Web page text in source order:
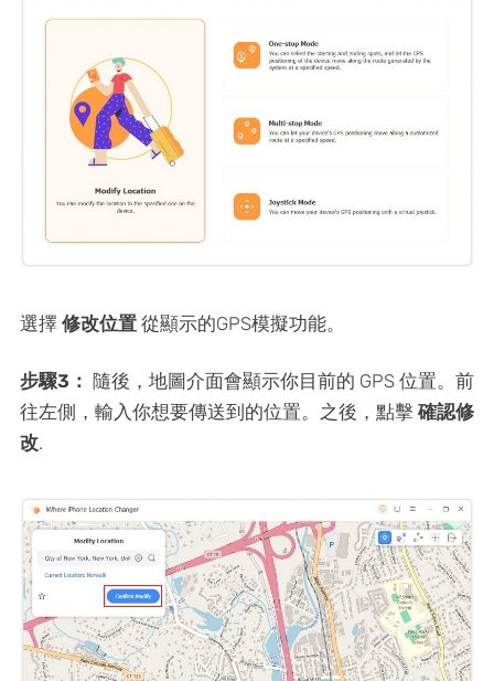
選擇 修改位置 從顯示的GPS模擬功能。
步驟3： 隨後，地圖介面會顯示你目前的 GPS 位置。前
往左側，輸入你想要傳送到的位置。之後，點擊 確認修
改.